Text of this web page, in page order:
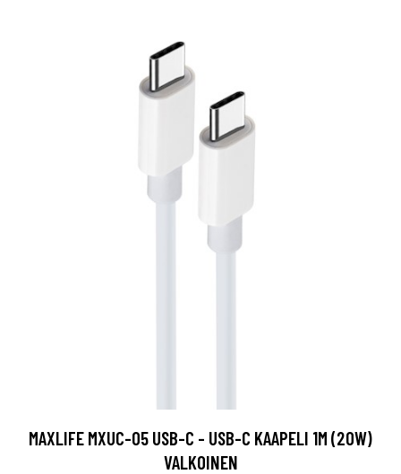
MAXLIFE MXUC-05 USB-C - USB-C KAAPELI 1M (20W)
VALKOINEN